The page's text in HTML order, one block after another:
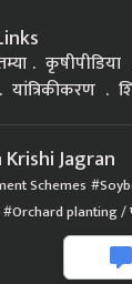
कृषीपीडिया
यांत्रिकीकरण
Jagran
Schemes
Orchard planting /